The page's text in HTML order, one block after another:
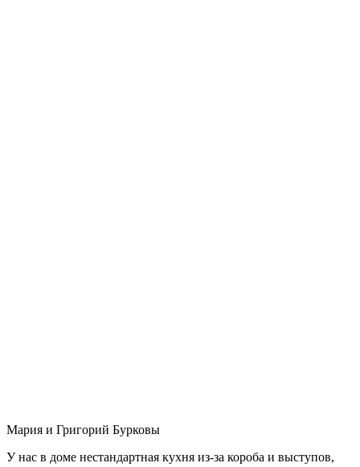
Мария и Григорий Бурковы
У нас в доме нестандартная кухня из-за короба и выступов,